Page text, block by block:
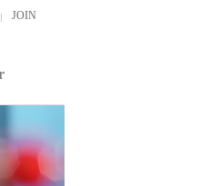
JOIN